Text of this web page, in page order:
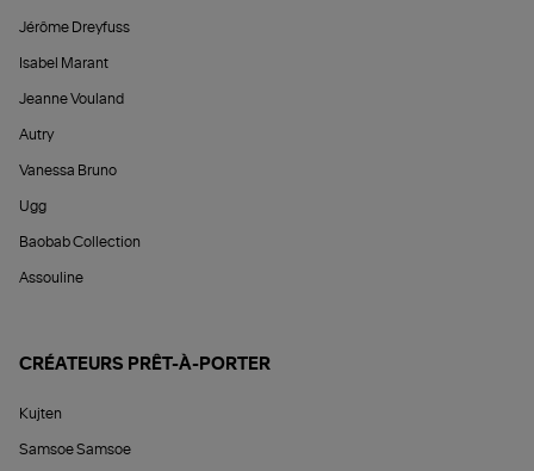
Jérôme Dreyfuss
Isabel Marant
Jeanne Vouland
Autry
Vanessa Bruno
Ugg
Baobab Collection
Assouline
CRÉATEURS PRÊT-À-PORTER
Kujten
Samsoe Samsoe